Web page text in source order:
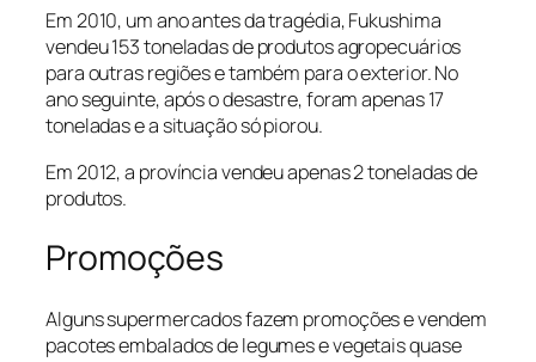
Em 2010, um ano antes da tragédia, Fukushima
vendeu 153 toneladas de produtos agropecuários
para outras regiões e também para o exterior. No
ano seguinte, após o desastre, foram apenas 17
toneladas e a situação só piorou.
Em 2012, a província vendeu apenas 2 toneladas de
produtos.
Promoções
Alguns supermercados fazem promoções e vendem
pacotes embalados de legumes e vegetais quase